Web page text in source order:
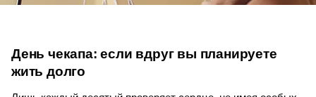
День чекапа: если вдруг вы планируете
жить долго